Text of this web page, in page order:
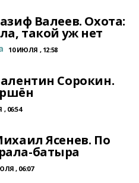
Валеев. Охота:
такой уж нет
10 ИЮЛЯ , 12:58
Сорокин.
06:54
Ясенев. По
батыра
, 06:07